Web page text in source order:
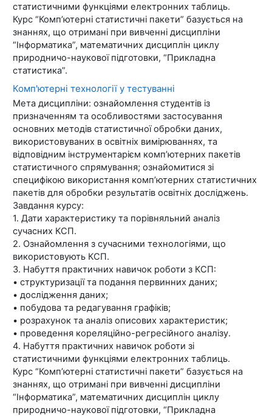
статистичними функціями електронних таблиць.
Курс “Комп’ютерні статистичні пакети” базується на
знаннях, що отримані при вивченні дисципліни
“Інформатика”, математичних дисциплін циклу
природничо-наукової підготовки, “Прикладна
статистика”.
Комп'ютерні технології у тестуванні
Мета дисципліни: ознайомлення студентів із
призначенням та особливостями застосування
основних методів статистичної обробки даних,
використовуваних в освітніх вимірюваннях, та
відповідним інструментарієм комп’ютерних пакетів
статистичного спрямування; ознайомитися зі
специфікою використання комп’ютерних статистичних
пакетів для обробки результатів освітніх досліджень.
Завдання курсу:
1. Дати характеристику та порівняльний аналіз
сучасних КСП.
2. Ознайомлення з сучасними технологіями, що
використовують КСП.
3. Набуття практичних навичок роботи з КСП:
• структуризації та подання первинних даних;
• дослідження даних;
• побудова та редагування графіків;
• розрахунок та аналіз описових характеристик;
• проведення кореляційно-регресійного аналізу.
4. Набуття практичних навичок роботи зі
статистичними функціями електронних таблиць.
Курс “Комп’ютерні статистичні пакети” базується на
знаннях, що отримані при вивченні дисципліни
“Інформатика”, математичних дисциплін циклу
природничо-наукової підготовки, “Прикладна